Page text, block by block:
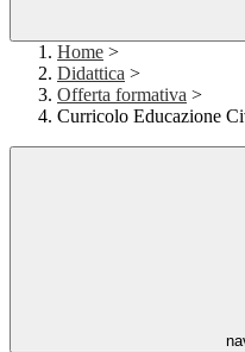
Home >
Didattica >
Offerta formativa >
Curricolo Educazione